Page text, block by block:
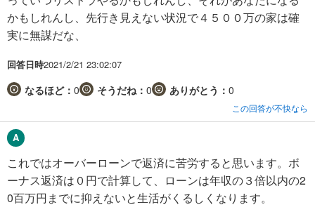
かもしれんし、先行き見えない状況で４５００万の家は確
実に無謀だな、
回答日時2021/2/21 23:02:07
なるほど： 0 そうだね： 0 ありがとう： 0
この回答が不快なら
これではオーバーローンで返済に苦労すると思います。ボ
ーナス返済は０円で計算して、ローンは年収の３倍以内の2
0百万円までに抑えないと生活がくるしくなります。